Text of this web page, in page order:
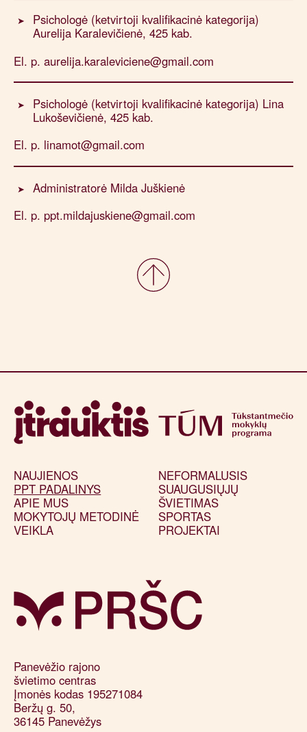
Psichologė (ketvirtoji kvalifikacinė kategorija)
Aurelija Karalevičienė, 425 kab.
El. p. aurelija.karaleviciene@gmail.com
Psichologė (ketvirtoji kvalifikacinė kategorija) Lina
Lukoševičienė, 425 kab.
El. p. linamot@gmail.com
Administratorė Milda Juškienė
El. p. ppt.mildajuskiene@gmail.com
Panevėžio rajono
švietimo centras
Įmonės kodas 195271084
Beržų g. 50,
36145 Panevėžys
NAUJIENOS
PPT PADALINYS
APIE MUS
MOKYTOJŲ METODINĖ
VEIKLA
NEFORMALUSIS
SUAUGUSIŲJŲ
ŠVIETIMAS
SPORTAS
PROJEKTAI